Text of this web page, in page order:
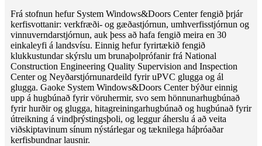
Frá stofnun hefur System Windows&Doors Center fengið þrjár
kerfisvottanir: verkfræði- og gæðastjórnun, umhverfisstjórnun og
vinnuverndarstjórnun, auk þess að hafa fengið meira en 30
einkaleyfi á landsvísu. Einnig hefur fyrirtækið fengið
klukkustundar skýrslu um brunaþolprófanir frá National
Construction Engineering Quality Supervision and Inspection
Center og Neyðarstjórnunardeild fyrir uPVC glugga og ál
glugga. Gaoke System Windows&Doors Center býður einnig
upp á hugbúnað fyrir vöruhermir, svo sem hönnunarhugbúnað
fyrir hurðir og glugga, hitagreiningarhugbúnað og hugbúnað fyrir
útreikning á vindþrýstingsþoli, og leggur áherslu á að veita
viðskiptavinum sínum nýstárlegar og tæknilega háþróaðar
kerfisbundnar lausnir.